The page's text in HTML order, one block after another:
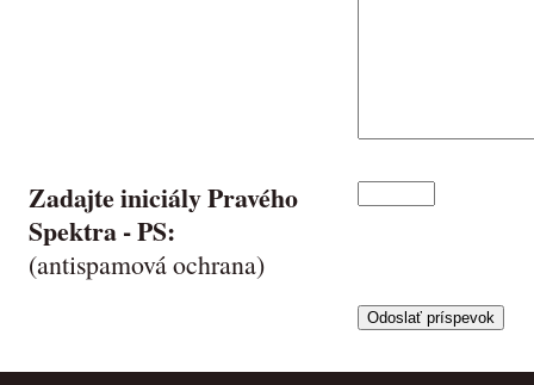
Zadajte iniciály Pravého
Spektra -PS:
(antispamová ochrana)